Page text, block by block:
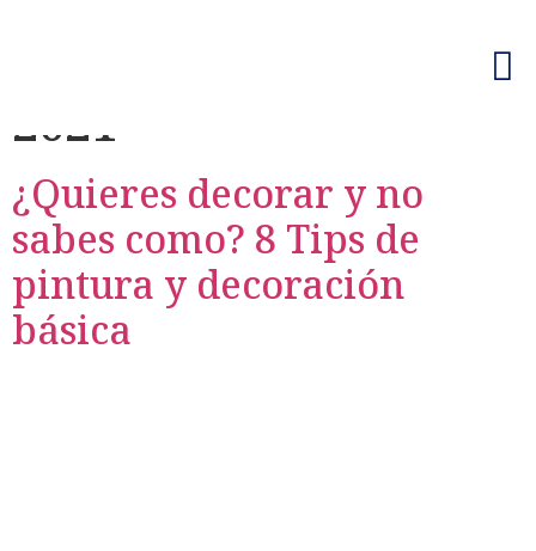
2021
¿Quieres decorar y no
sabes como? 8 Tips de
pintura y decoración
básica